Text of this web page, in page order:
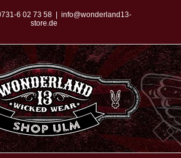
6 02 73 58
info@wonderland13-
store.de